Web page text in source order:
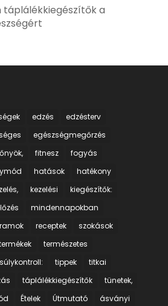
táplálékkiegészítők a
edzés
edzésterv
egészségmegőrzés
fitnesz
fogyás
hatások
hatékony
kezelési
kiegészítők:
mindennapokban
receptek
szokások
természetes
tippek
titkai
táplálékkiegészítők
tünetek,
Ételek Útmutató
ásványi